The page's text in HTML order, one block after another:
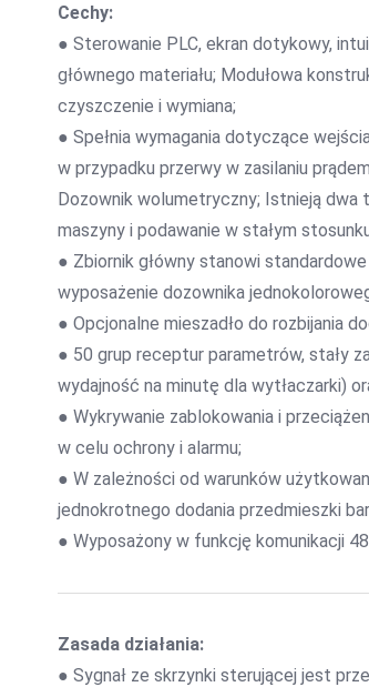
Cechy:
● Sterowanie PLC, ekran dotykowy,
głównego materiału; Modułowa
czyszczenie i wymiana;
● Spełnia wymagania dotyczące
w przypadku przerwy w zasilaniu
Dozownik wolumetryczny; Istnieją dwa
maszyny i podawanie w stałym
● Zbiornik główny stanowi
wyposażenie dozownika
● Opcjonalne mieszadło do rozbijania
● 50 grup receptur parametrów, stały
wydajność na minutę dla wytłaczarki)
● Wykrywanie zablokowania i
w celu ochrony i alarmu;
● W zależności od warunków
jednokrotnego dodania przedmieszki
● Wyposażony w funkcję komunikacji
Zasada działania:
● Sygnał ze skrzynki sterującej jest